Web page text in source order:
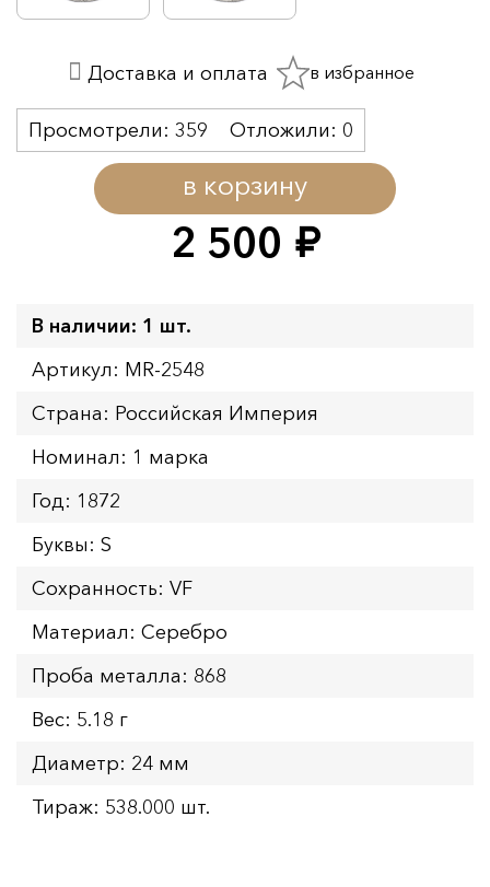
2 500 руб.
в корзину
Просмотрели: 359 Отложили: 0
Доставка и оплата в избранное
В наличии: 1 шт.
Артикул: MR-2548
Страна: Российская Империя
Номинал: 1 марка
Год: 1872
Буквы: S
Сохранность: VF
Материал: Серебро
Проба металла: 868
Вес: 5.18 г
Диаметр: 24 мм
Тираж: 538.000 шт.